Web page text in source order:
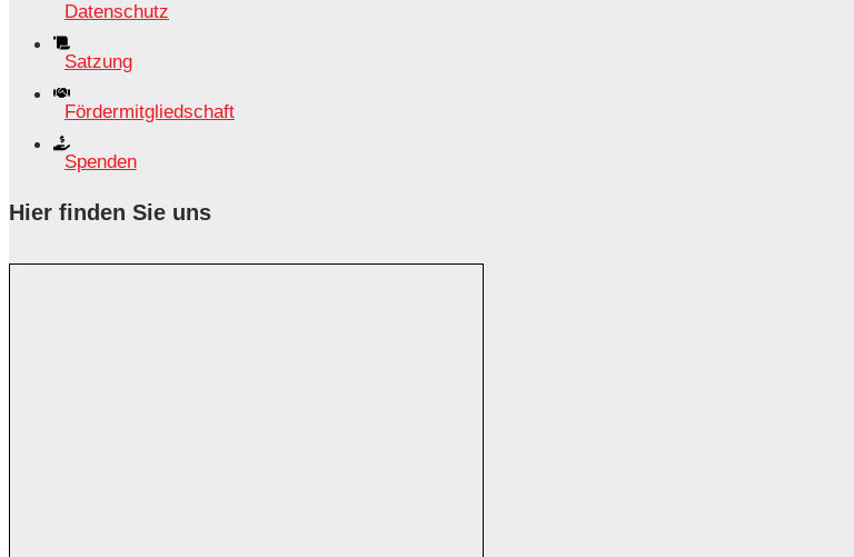
Datenschutz
Satzung
Fördermitgliedschaft
Spenden
Hier finden Sie uns